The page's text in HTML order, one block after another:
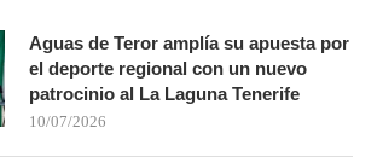
Aguas de Teror amplía su apuesta por
el deporte regional con un nuevo
patrocinio al La Laguna Tenerife
10/07/2026